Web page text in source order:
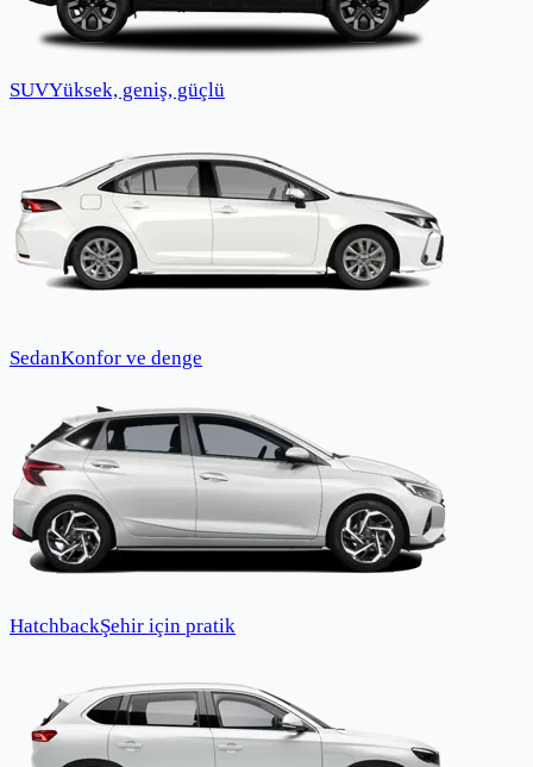
SUVYüksek, geniş, güçlü
SedanKonfor ve denge
HatchbackŞehir için pratik